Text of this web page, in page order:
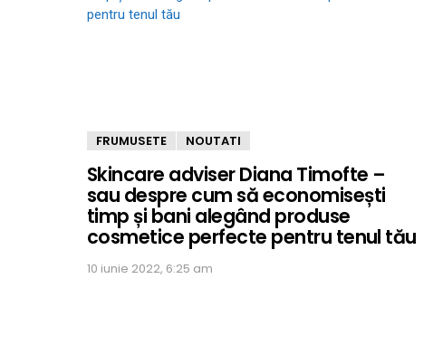
FRUMUSETE NOUTATI
Skincare adviser Diana Timofte –
sau despre cum să economisești
timp și bani alegând produse
cosmetice perfecte pentru tenul tău
10 iunie 2022, 6:25 am